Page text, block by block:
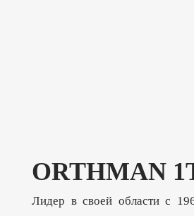
ORTHMAN
Лидер в своей области с